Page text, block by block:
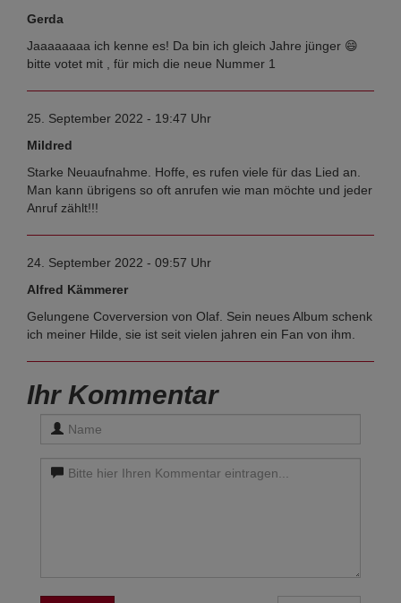
Gerda
Jaaaaaaaa ich kenne es! Da bin ich gleich Jahre jünger 😄
bitte votet mit , für mich die neue Nummer 1
25. September 2022 - 19:47 Uhr
Mildred
Starke Neuaufnahme. Hoffe, es rufen viele für das Lied an.
Man kann übrigens so oft anrufen wie man möchte und jeder
Anruf zählt!!!
24. September 2022 - 09:57 Uhr
Alfred Kämmerer
Gelungene Coverversion von Olaf. Sein neues Album schenk
ich meiner Hilde, sie ist seit vielen jahren ein Fan von ihm.
Ihr Kommentar